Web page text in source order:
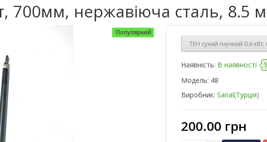
700мм, нержавіюча сталь, 8.5
Популярний
ТЕН сухий гнучкий 0.6
Наявність: В наявності
Модель: 48
Виробник: Sanal(Турція)
200.00 грн